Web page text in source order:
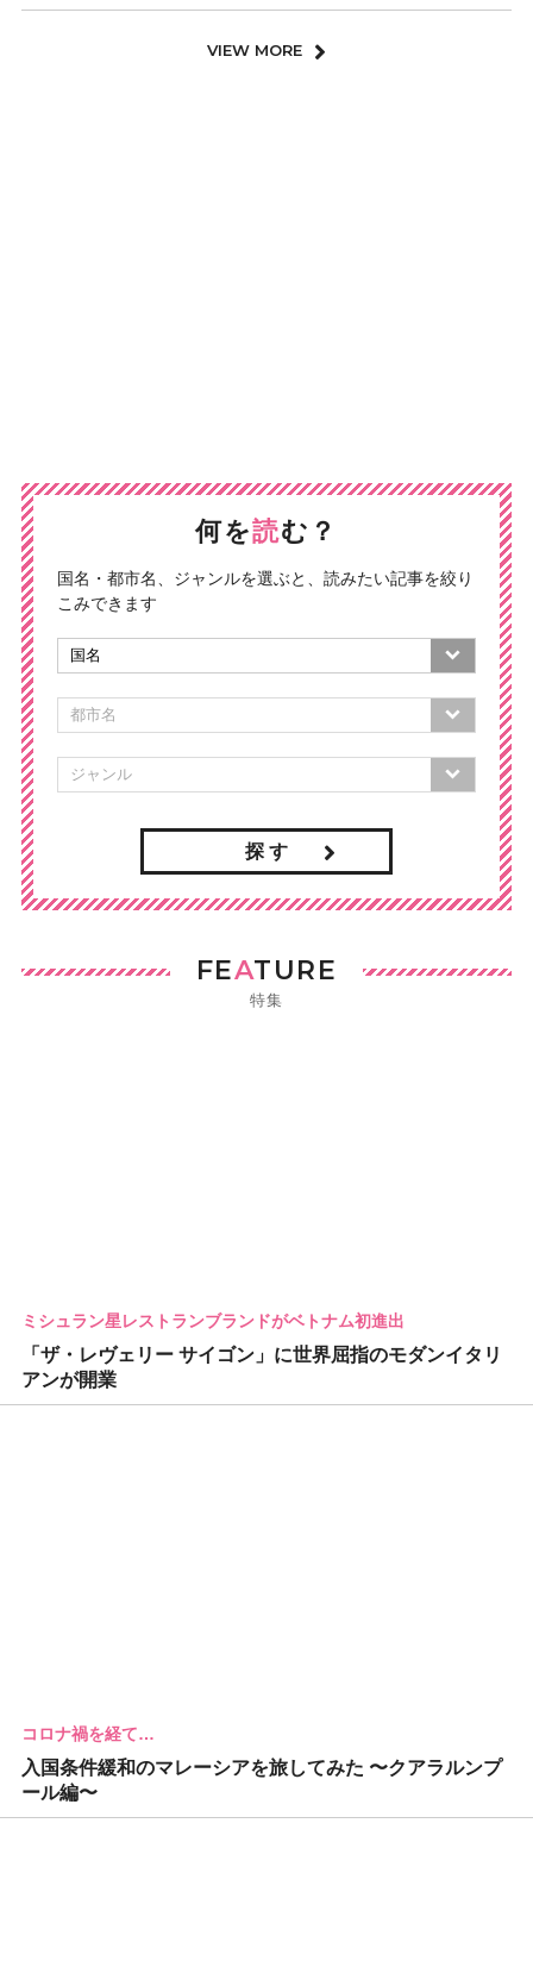
VIEW MORE
何を読む？
国名・都市名、ジャンルを選ぶと、読みたい記事を絞り
こみできます
探 す
FEATURE
特集
ミシュラン星レストランブランドがベトナム初進出
「ザ・レヴェリー サイゴン」に世界屈指のモダンイタリ
アンが開業
コロナ禍を経て…
入国条件緩和のマレーシアを旅してみた 〜クアラルンプ
ール編〜